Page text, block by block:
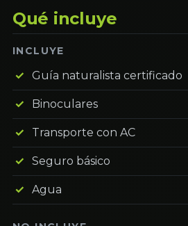
Qué incluye
INCLUYE
Guía naturalista certificado
Binoculares
Transporte con AC
Seguro básico
Agua